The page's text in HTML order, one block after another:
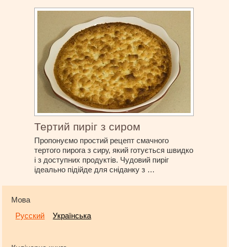
Тертий пиріг з сиром
Пропонуємо простий рецепт смачного
тертого пирога з сиру, який готується швидко
і з доступних продуктів. Чудовий пиріг
ідеально підійде для сніданку з …
Мова
Русский
Українська